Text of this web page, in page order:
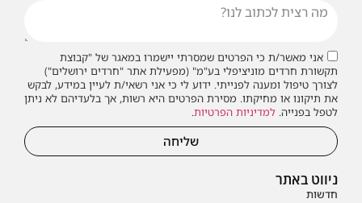
ניווט באתר
חדשות
אני מאשר/ת כי הפרטים שמסרתי יישמרו במאגר של "קבוצת
תקשורת חרדים מוניציפלי בע"מ" (מפעילת אתר "חרדים ירושלים")
לצורך טיפול ומענה לפנייתי. ידוע לי כי אני רשאי/ת לעיין במידע, לבקש
את תיקונו או מחיקתו. מסירת הפרטים היא רשות, אך בלעדיהם לא ניתן
לטפל בפנייה. למדיניות הפרטיות.
שליחה